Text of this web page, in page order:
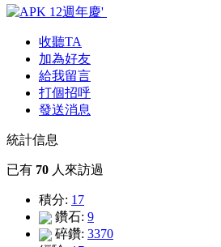
收聽TA
加為好友
給我留言
打個招呼
發送消息
統計信息
已有 70 人來訪過
積分: 17
鑽石: 9
碎鑽: 3370